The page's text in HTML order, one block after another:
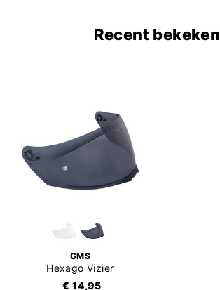
Recent bekeken
GMS
Hexago Vizier
€ 14,95